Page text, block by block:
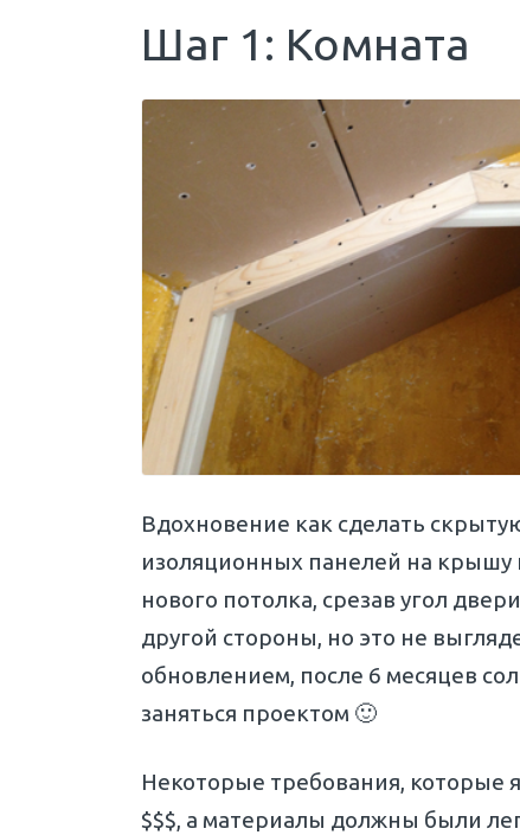
Шаг 1: Комната
Вдохновение как сделать
изоляционных панелей на крышу
нового потолка, срезав угол
другой стороны, но это не
обновлением, после 6 месяцев
заняться проектом 🙂
Некоторые требования, которые
$$$, а материалы должны были